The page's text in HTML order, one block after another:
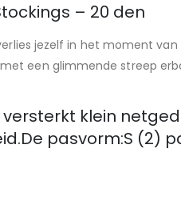
– 20 den
jezelf in het moment
een glimmende streep
klein
pasvorm:S (2)